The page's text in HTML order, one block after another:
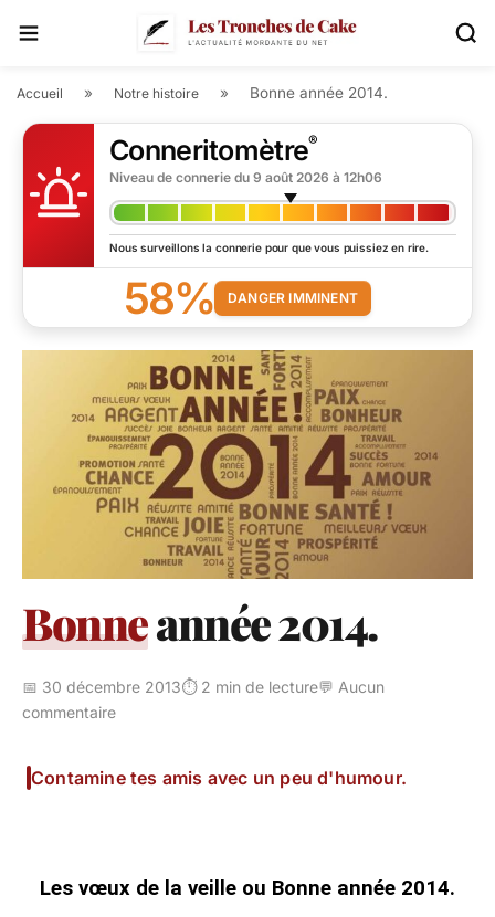
Accueil » Notre histoire » Bonne année 2014.
Conneritomètre®
Niveau de connerie du 9 août 2026 à 12h06
Nous surveillons la connerie pour que vous puissiez en rire.
58% DANGER IMMINENT
Bonneannée 2014.
📅 30 décembre 2013⏱️ 2 min de lecture💬 Aucun
commentaire
Contamine tes amis avec un peu d'humour.
Les vœux de la veille ou Bonne année 2014.